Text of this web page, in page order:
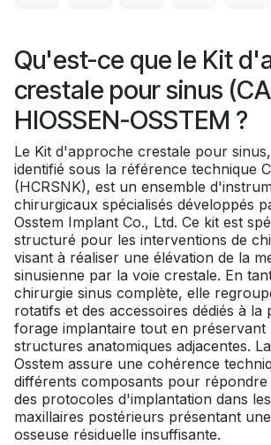
Qu'est-ce que le Kit
crestale pour sinus
HIOSSEN-OSSTEM ?
Le Kit d'approche crestale pour
identifié sous la référence technique
(HCRSNK), est un ensemble
chirurgicaux spécialisés développés
Osstem Implant Co., Ltd. Ce kit est
structuré pour les interventions de
visant à réaliser une élévation de la
sinusienne par la voie crestale. En
chirurgie sinus complète, elle
rotatifs et des accessoires dédiés à la
forage implantaire tout en préservant
structures anatomiques adjacentes.
Osstem assure une cohérence
différents composants pour répondre
des protocoles d'implantation dans
maxillaires postérieurs présentant
osseuse résiduelle insuffisante.